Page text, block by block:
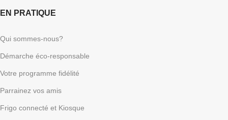
EN PRATIQUE
Qui sommes-nous?
Démarche éco-responsable
Votre programme fidélité
Parrainez vos amis
Frigo connecté et Kiosque